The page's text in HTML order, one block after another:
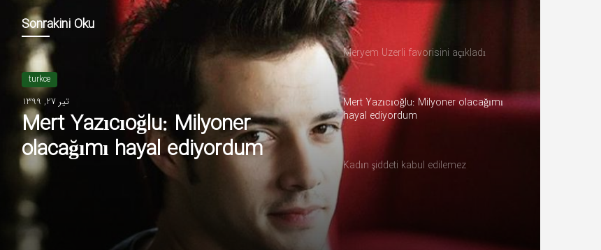
Sonrakini Oku
turkce
تیر 27, 1399
Mert Yazıcıoğlu: Milyoner
olacağımı hayal ediyordum
Meryem Uzerli favorisini açıkladı
Mert Yazıcıoğlu: Milyoner olacağımı
hayal ediyordum
Kadın şiddeti kabul edilemez